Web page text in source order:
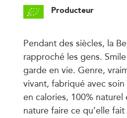
Producteur
Pendant des siècles, la
rapproché les gens.
garde en vie. Genre,
vivant, fabriqué avec
en calories, 100%
nature faire ce qu’elle